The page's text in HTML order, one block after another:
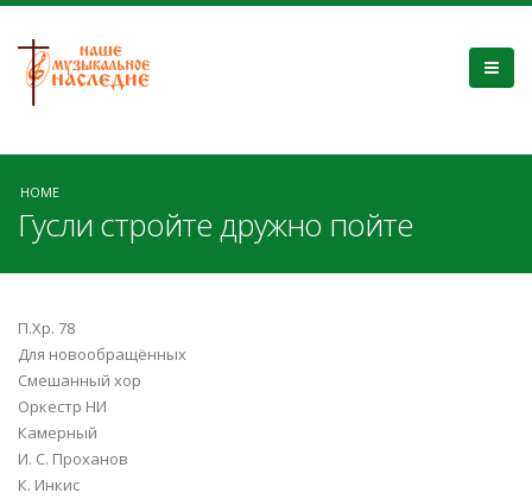
HOME
Гусли стройте дружно пойте
П.Хр. 78
Для новообращённых
Смешанный хор
Оркестр НИ
Камерный
И. С. Проханов
К. Инкис